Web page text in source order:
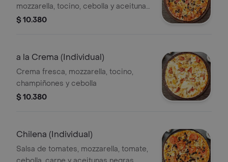
mozzarella, tocino, cebolla y aceitunas
negras.
$ 10.380
a la Crema (Individual)
Crema fresca, mozzarella, tocino,
champiñones y cebolla
$ 10.380
Chilena (Individual)
Salsa de tomates, mozzarella, tomate,